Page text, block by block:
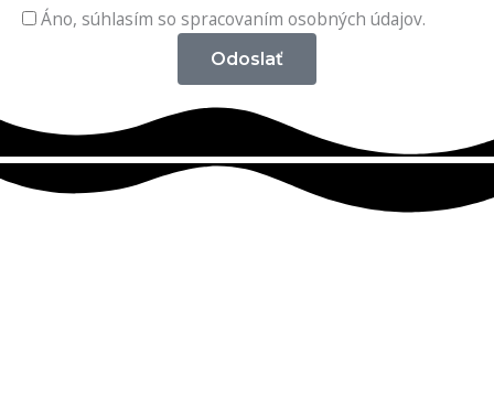
Áno, súhlasím so spracovaním osobných údajov.
Odoslať